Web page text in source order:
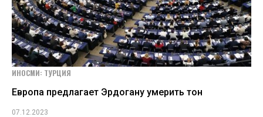
ИНОСМИ: ТУРЦИЯ
Европа предлагает Эрдогану умерить тон
07.12.2023